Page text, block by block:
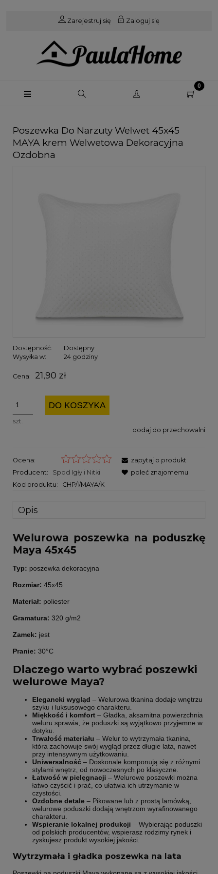
Zarejestruj się Zaloguj się
Poszewka Do Narzuty Welwet 45x45
MAYA krem Welwetowa Dekoracyjna
Ozdobna
Dostępność:
Dostępny
Wysyłka w:
24 godziny
Cena: 21,90 zł
szt.
DO KOSZYKA
dodaj do przechowalni
Ocena:
Producent:
Spod Igły i Nitki
Kod produktu:
CHP/I/MAYA/K
zapytaj o produkt
poleć znajomemu
Opis
Welurowa poszewka na poduszkę
Maya 45x45
Typ: poszewka dekoracyjna
Rozmiar: 45x45
Materiał: poliester
Gramatura: 320 g/m2
Zamek: jest
Pranie: 30°C
Dlaczego warto wybrać poszewki
welurowe Maya?
Elegancki wygląd – Welurowa tkanina dodaje wnętrzu
szyku i luksusowego charakteru.
Miękkość i komfort – Gładka, aksamitna powierzchnia
weluru sprawia, że poduszki są wyjątkowo przyjemne w
dotyku.
Trwałość materiału – Welur to wytrzymała tkanina,
która zachowuje swój wygląd przez długie lata, nawet
przy intensywnym użytkowaniu.
Uniwersalność – Doskonale komponują się z różnymi
stylami wnętrz, od nowoczesnych po klasyczne.
Łatwość w pielęgnacji – Welurowe poszewki można
łatwo czyścić i prać, co ułatwia ich utrzymanie w
czystości.
Ozdobne detale – Pikowane lub z prostą lamówką,
welurowe poduszki dodają wnętrzom wyrafinowanego
charakteru.
Wspieranie lokalnej produkcji – Wybierając poduszki
od polskich producentów, wspierasz rodzimy rynek i
zyskujesz produkt wysokiej jakości.
Wytrzymała i gładka poszewka na lata